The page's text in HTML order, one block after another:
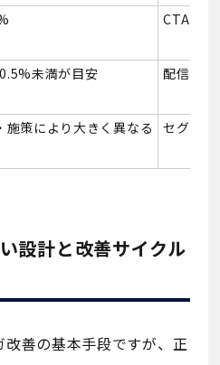
CTA文
未満が目安 配信頻
施策により大きく異なる セグメ
設計と改善サイクル
善の基本手段ですが、正